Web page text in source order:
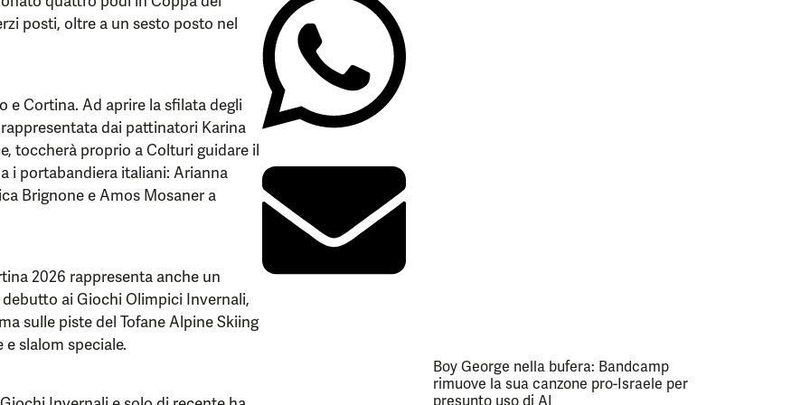
posti, oltre a un sesto posto nel
e Cortina. Ad aprire la sfilata degli
dai pattinatori Karina
toccherà proprio a Colturi guidare il
i portabandiera italiani: Arianna
Brignone e Amos Mosaner a
2026 rappresenta anche un
ai Giochi Olimpici Invernali,
sulle piste del Tofane Alpine Skiing
slalom speciale.
Boy George nella bufera: Bandcamp
rimuove la sua canzone pro-Israele per
presunto uso di AI